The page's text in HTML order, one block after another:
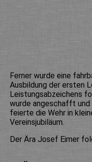
Ferner wurde eine
Ausbildung der ersten
Leistungsabzeichens
wurde angeschafft und
feierte die Wehr in
Vereinsjubiläum.
Der Ära Josef Eimer